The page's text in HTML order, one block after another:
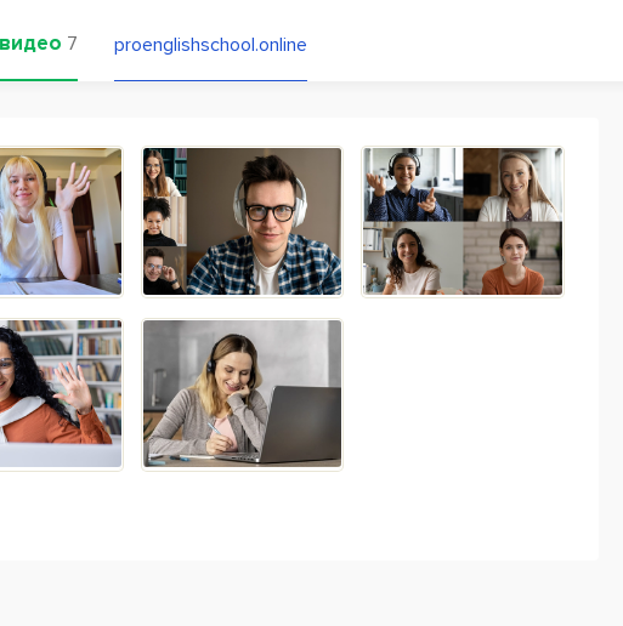
7 proenglishschool.online